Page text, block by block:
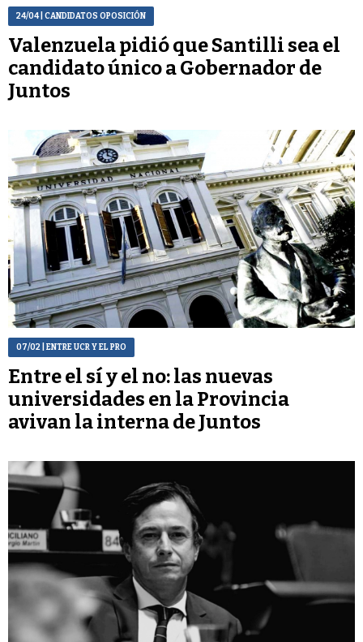
24/04| CANDIDATOS OPOSICIÓN
Valenzuela pidió que Santilli sea el
candidato único a Gobernador de
Juntos
07/02 | ENTRE UCR Y EL PRO
Entre el sí y el no: las nuevas
universidades en la Provincia
avivan la interna de Juntos